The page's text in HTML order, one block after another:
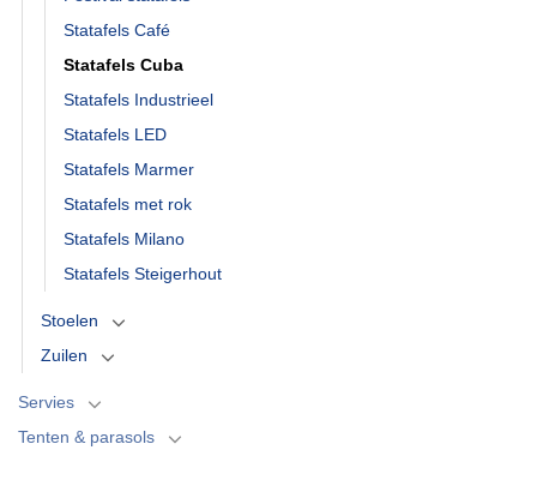
Statafels Café
Statafels Cuba
Statafels Industrieel
Statafels LED
Statafels Marmer
Statafels met rok
Statafels Milano
Statafels Steigerhout
Stoelen
Zuilen
Servies
Tenten & parasols